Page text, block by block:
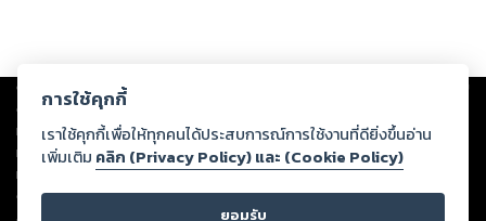
Copyright © 2026
ต่อผลงานหรือเนื้อหาใดที่อัปโหลดผ่านเว็บไซต์และปรากฏว่าละเมิดสิทธิใน
ทรัพย์สินทางปัญญาของบุคคลอื่นหรือขัดต่อกฎหมายและศีลธรรม ดังนั้น ผู้อ่าน
ทุกท่านโปรดใช้วิจารณญาณในการกลั่นกรองด้วยตนเอง และหากท่านพบว่าส่วน
หนึ่งส่วนใดขัดต่อกฎหมายและศีลธรรม กรุณาแจ้งมายังบริษัท เพื่อทีมงานจะได้
ดำเนินการในทันที ทั้งนี้ ทางสตอรี่ล็อกขอสงวนลิขสิทธิ์ตามพระราชบัญญัติ
การใช้คุกกี้
เราใช้คุกกี้เพื่อให้ทุกคนได้ประสบการณ์การใช้งานที่ดียิ่งขึ้นอ่าน
เพิ่มเติม คลิก (Privacy Policy) และ (Cookie Policy)
ยอมรับ